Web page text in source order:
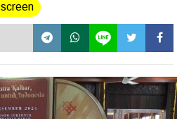
screen